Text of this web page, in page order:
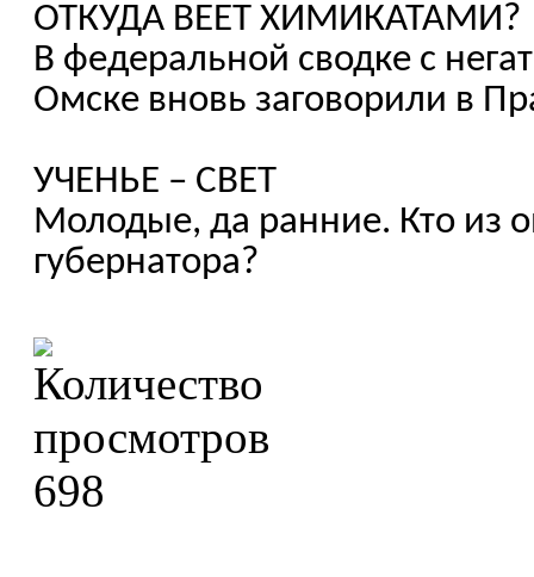
ОТКУДА ВЕЕТ ХИМИКАТАМИ?
В федеральной сводке с
Омске вновь заговорили в
УЧЕНЬЕ – СВЕТ
Молодые, да ранние. Кто из
губернатора?
698